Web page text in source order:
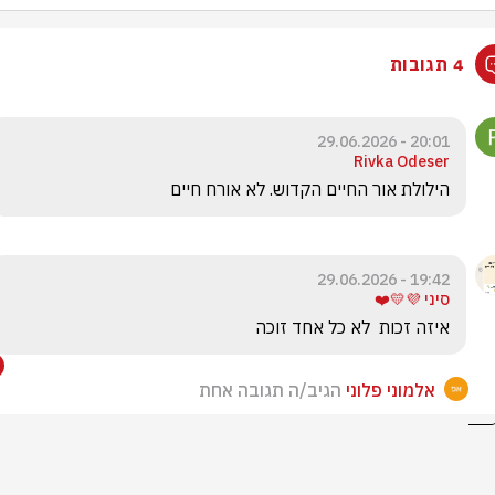
4 תגובות
20:01 - 29.06.2026
Rivka Odeser
הילולת אור החיים הקדוש. לא אורח חיים
19:42 - 29.06.2026
סיני 💜💛❤️
איזה זכות  לא כל אחד זוכה
אלמוני פלוני הגיב/ה תגובה אחת